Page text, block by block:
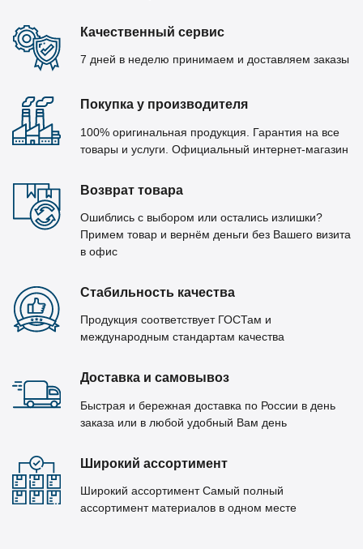
Качественный сервис
7 дней в неделю принимаем и доставляем заказы
Покупка у производителя
100% оригинальная продукция. Гарантия на все
товары и услуги. Официальный интернет-магазин
Возврат товара
Ошиблись с выбором или остались излишки?
Примем товар и вернём деньги без Вашего визита
в офис
Стабильность качества
Продукция соответствует ГОСТам и
международным стандартам качества
Доставка и самовывоз
Быстрая и бережная доставка по России в день
заказа или в любой удобный Вам день
Широкий ассортимент
Широкий ассортимент Самый полный
ассортимент материалов в одном месте